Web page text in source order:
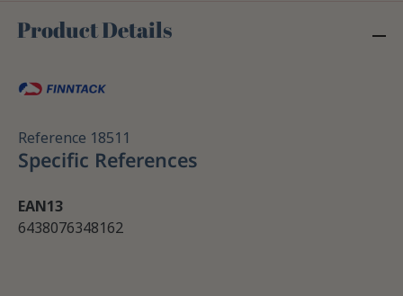
Product Details
Reference 18511
Specific References
EAN13
6438076348162